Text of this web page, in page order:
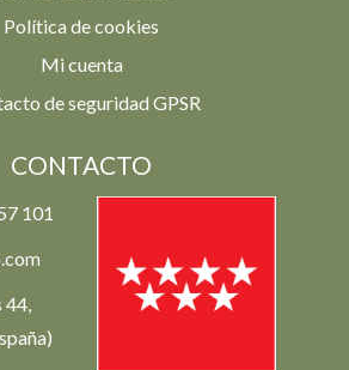
Política de cookies
Mi cuenta
de seguridad GPSR
CONTACTO
101
44,